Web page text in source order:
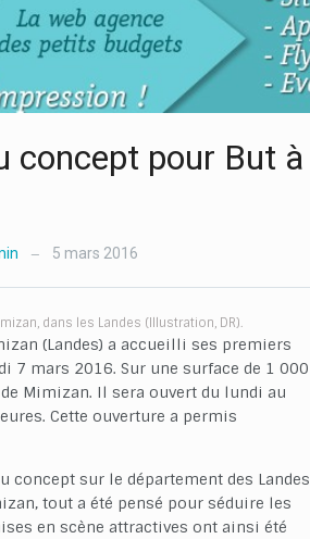
concept pour But à
— 5 mars 2016
dans les Landes (Illustration, DR).
(Landes) a accueilli ses premiers
mars 2016. Sur une surface de 1 000
Mimizan. Il sera ouvert du lundi au
Cette ouverture a permis
concept sur le département des Landes
tout a été pensé pour séduire les
en scène attractives ont ainsi été